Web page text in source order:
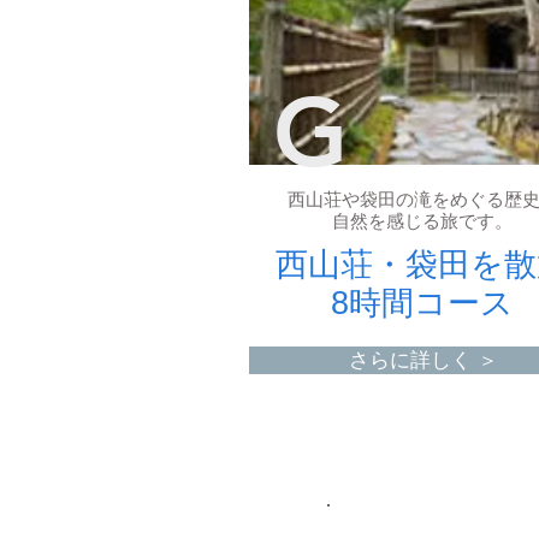
西山荘や袋田の滝をめぐる歴
自然を感じる旅です。
G
西山荘・袋田を
8時間コース
さらに詳しく ＞